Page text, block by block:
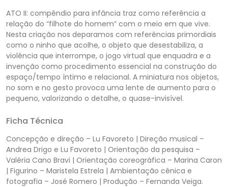
ATO II: compêndio para infância traz como referência a
relação do “filhote do homem” com o meio em que vive.
Nesta criação nos deparamos com referências primordiais
como o ninho que acolhe, o objeto que desestabiliza, a
violência que interrompe, o jogo virtual que enquadra e a
invenção como procedimento essencial na construção do
espaço/tempo íntimo e relacional. A miniatura nos objetos,
no som e no gesto provoca uma lente de aumento para o
pequeno, valorizando o detalhe, o quase-invisível.
Ficha Técnica
Concepção e direção – Lu Favoreto | Direção musical –
Andrea Drigo e Lu Favoreto | Orientação da pesquisa –
Valéria Cano Bravi | Orientação coreográfica – Marina Caron
| Figurino – Maristela Estrela | Ambientação cênica e
fotografia – José Romero | Produção – Fernanda Veiga.